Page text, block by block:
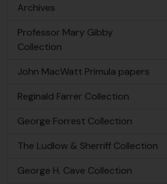
Archives
Professor Mary Gibby
Collection
, 692 résultats
John MacWatt Primula papers
, 213 résultats
Reginald Farrer Collection
, 135 résultats
George Forrest Collection
, 126 résultats
The Ludlow & Sherriff Collection
, 99 résultats
George H. Cave Collection
, 93 résultats